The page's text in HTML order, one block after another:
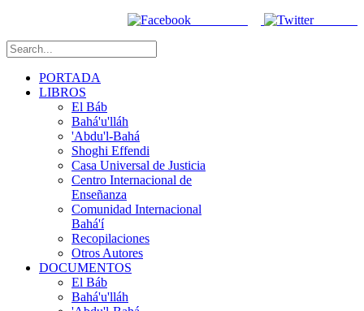
PORTADA
LIBROS
El Báb
Bahá'u'lláh
'Abdu'l-Bahá
Shoghi Effendi
Casa Universal de Justicia
Centro Internacional de
Enseñanza
Comunidad Internacional
Bahá'í
Recopilaciones
Otros Autores
DOCUMENTOS
El Báb
Bahá'u'lláh